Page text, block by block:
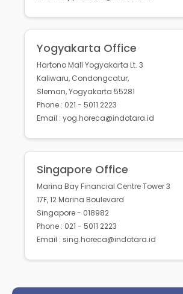
Yogyakarta Office
Hartono Mall Yogyakarta Lt. 3
Kaliwaru, Condongcatur,
Sleman, Yogyakarta 55281
Phone : 021 - 5011 2223
Email : yog.horeca@indotara.id
Singapore Office
Marina Bay Financial Centre Tower 3
17F, 12 Marina Boulevard
Singapore - 018982
Phone : 021 - 5011 2223
Email : sing.horeca@indotara.id